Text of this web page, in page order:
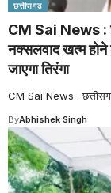
छत्तीसगढ
CM Sai News :
नक्सलवाद खत्म होने
जाएगा तिरंगा
CM Sai News :
ByAbhishek Singh